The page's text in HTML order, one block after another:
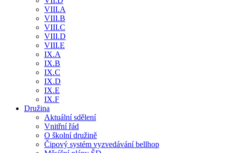
VIII.A
VIII.B
VIII.C
VIII.D
VIII.E
IX.A
IX.B
IX.C
IX.D
IX.E
IX.F
Družina
Aktuální sdělení
Vnitřní řád
O školní družině
Čipový systém vyzvedávání bellhop